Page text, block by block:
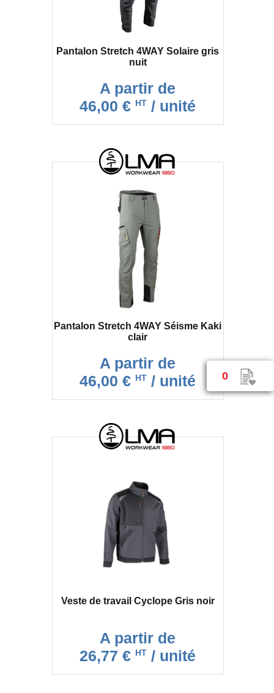
0
Pantalon Stretch 4WAY Solaire gris
nuit
A partir de
46,00 € HT / unité
Pantalon Stretch 4WAY Séisme Kaki
clair
A partir de
46,00 € HT / unité
Veste de travail Cyclope Gris noir
A partir de
26,77 € HT / unité